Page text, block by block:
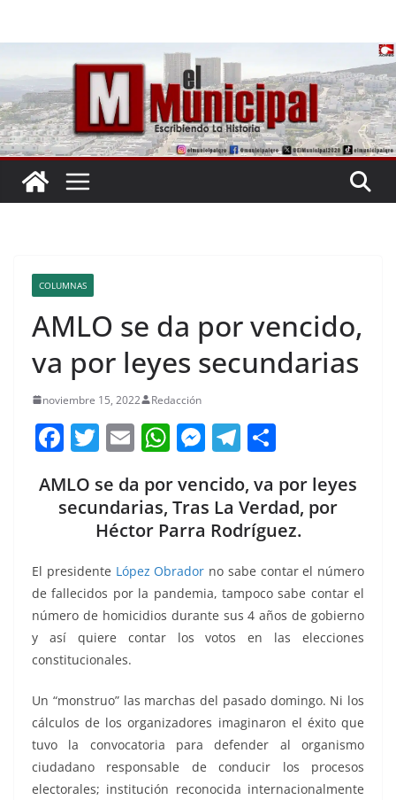
COLUMNAS
AMLO se da por vencido,
va por leyes secundarias
noviembre 15, 2022 Redacción
F
c
e
o
o
k
T
itt
er
E
ai
l
W
at
s
p
p
M
ss
e
g
er
T
e
gr
m
m
p
tir
AMLO se da por vencido, va por leyes
secundarias, Tras La Verdad, por
Héctor Parra Rodríguez.
El presidente López Obrador no sabe contar el número
de fallecidos por la pandemia, tampoco sabe contar el
número de homicidios durante sus 4 años de gobierno
y así quiere contar los votos en las elecciones
constitucionales.
Un “monstruo” las marchas del pasado domingo. Ni los
cálculos de los organizadores imaginaron el éxito que
tuvo la convocatoria para defender al organismo
ciudadano responsable de conducir los procesos
electorales; institución reconocida internacionalmente